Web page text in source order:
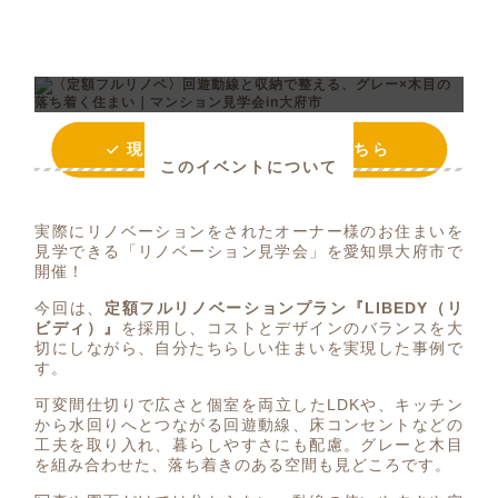
現在開催中のイベントはこちら
このイベントについて
実際にリノベーションをされたオーナー様のお住まいを
見学できる「リノベーション見学会」を愛知県大府市で
開催！
今回は、 定額フルリノベーションプラン『LIBEDY（リ
ビディ）』 を採用し、コストとデザインのバランスを大
切にしながら、自分たちらしい住まいを実現した事例で
す。
可変間仕切りで広さと個室を両立したLDKや、キッチン
から水回りへとつながる回遊動線、床コンセントなどの
工夫を取り入れ、暮らしやすさにも配慮。グレーと木目
を組み合わせた、落ち着きのある空間も見どころです。